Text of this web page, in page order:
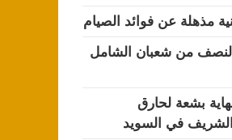
مذهلة عن فوائد الصيام
النصف من شعبان الشامل
بشعة لحارق
في السويد